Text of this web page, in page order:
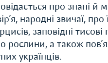
про знані й
народні звичаї,
заповідні тисові
рослини, а також
українців.